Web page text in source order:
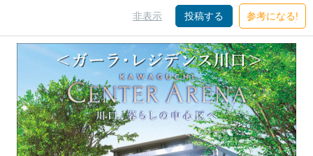
非表示 投稿する 参考になる!